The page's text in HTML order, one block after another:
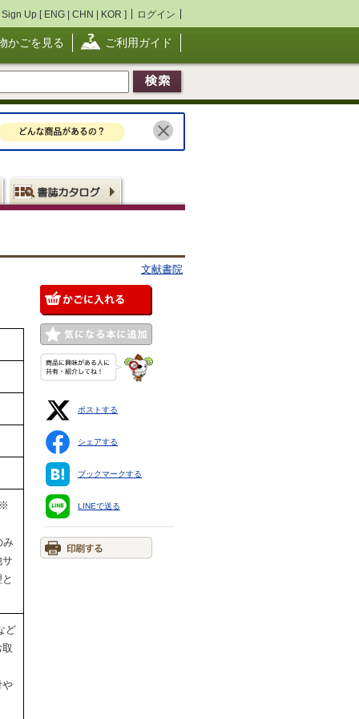
Sign Up [ ENG | CHN | KOR ] ログイン
かごを見る ご利用ガイド
文献書院
み
ど
や
ポストする
シェアする
ブックマークする
LINEで送る